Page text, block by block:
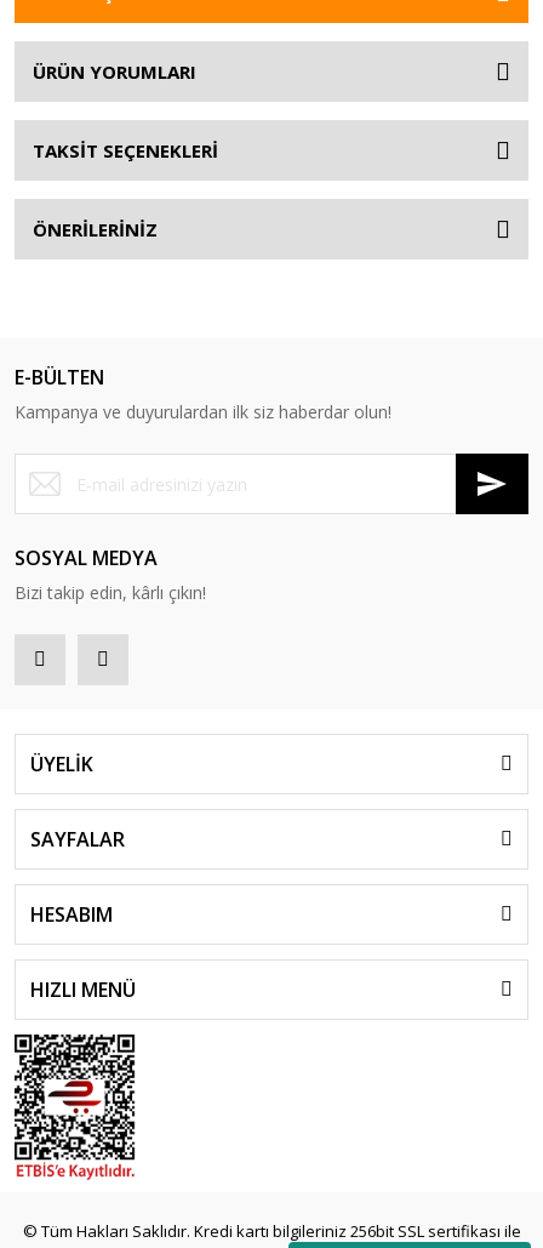
ÜRÜN YORUMLARI
TAKSİT SEÇENEKLERİ
ÖNERİLERİNİZ
E-BÜLTEN
Kampanya ve duyurulardan ilk siz haberdar olun!
SOSYAL MEDYA
Bizi takip edin, kârlı çıkın!
ÜYELİK
SAYFALAR
HESABIM
HIZLI MENÜ
© Tüm Hakları Saklıdır. Kredi kartı bilgileriniz 256bit SSL sertifikası ile